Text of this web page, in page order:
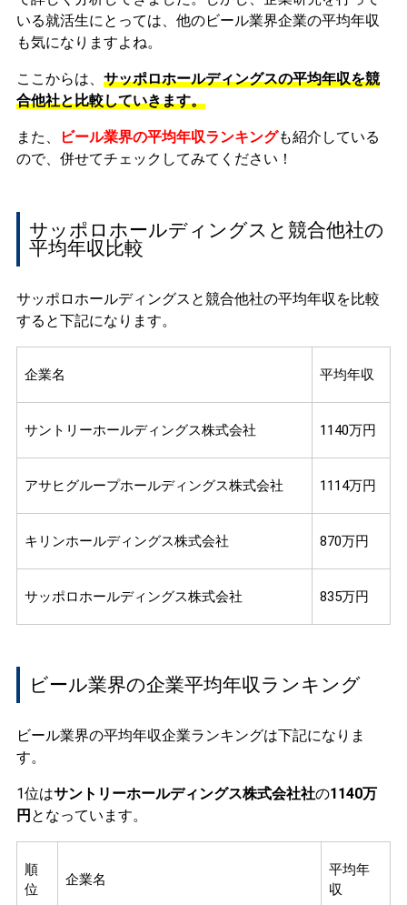
いる就活生にとっては、他のビール業界企業の平均年収
も気になりますよね。
ここからは、 サッポロホールディングスの平均年収を競
合他社と比較していきます。
また、 ビール業界の平均年収ランキングも紹介している
ので、併せてチェックしてみてください！
サッポロホールディングスと競合他社の
平均年収比較
サッポロホールディングスと競合他社の平均年収を比較
すると下記になります。
企業名 平均年収
サントリーホールディングス株式会社 1140万円
アサヒグループホールディングス株式会社 1114万円
キリンホールディングス株式会社 870万円
サッポロホールディングス株式会社 835万円
ビール業界の企業平均年収ランキング
ビール業界の平均年収企業ランキングは下記になりま
す。
1位はサントリーホールディングス株式会社社の1140万
円 となっています。
順
位
企業名
平均年
収